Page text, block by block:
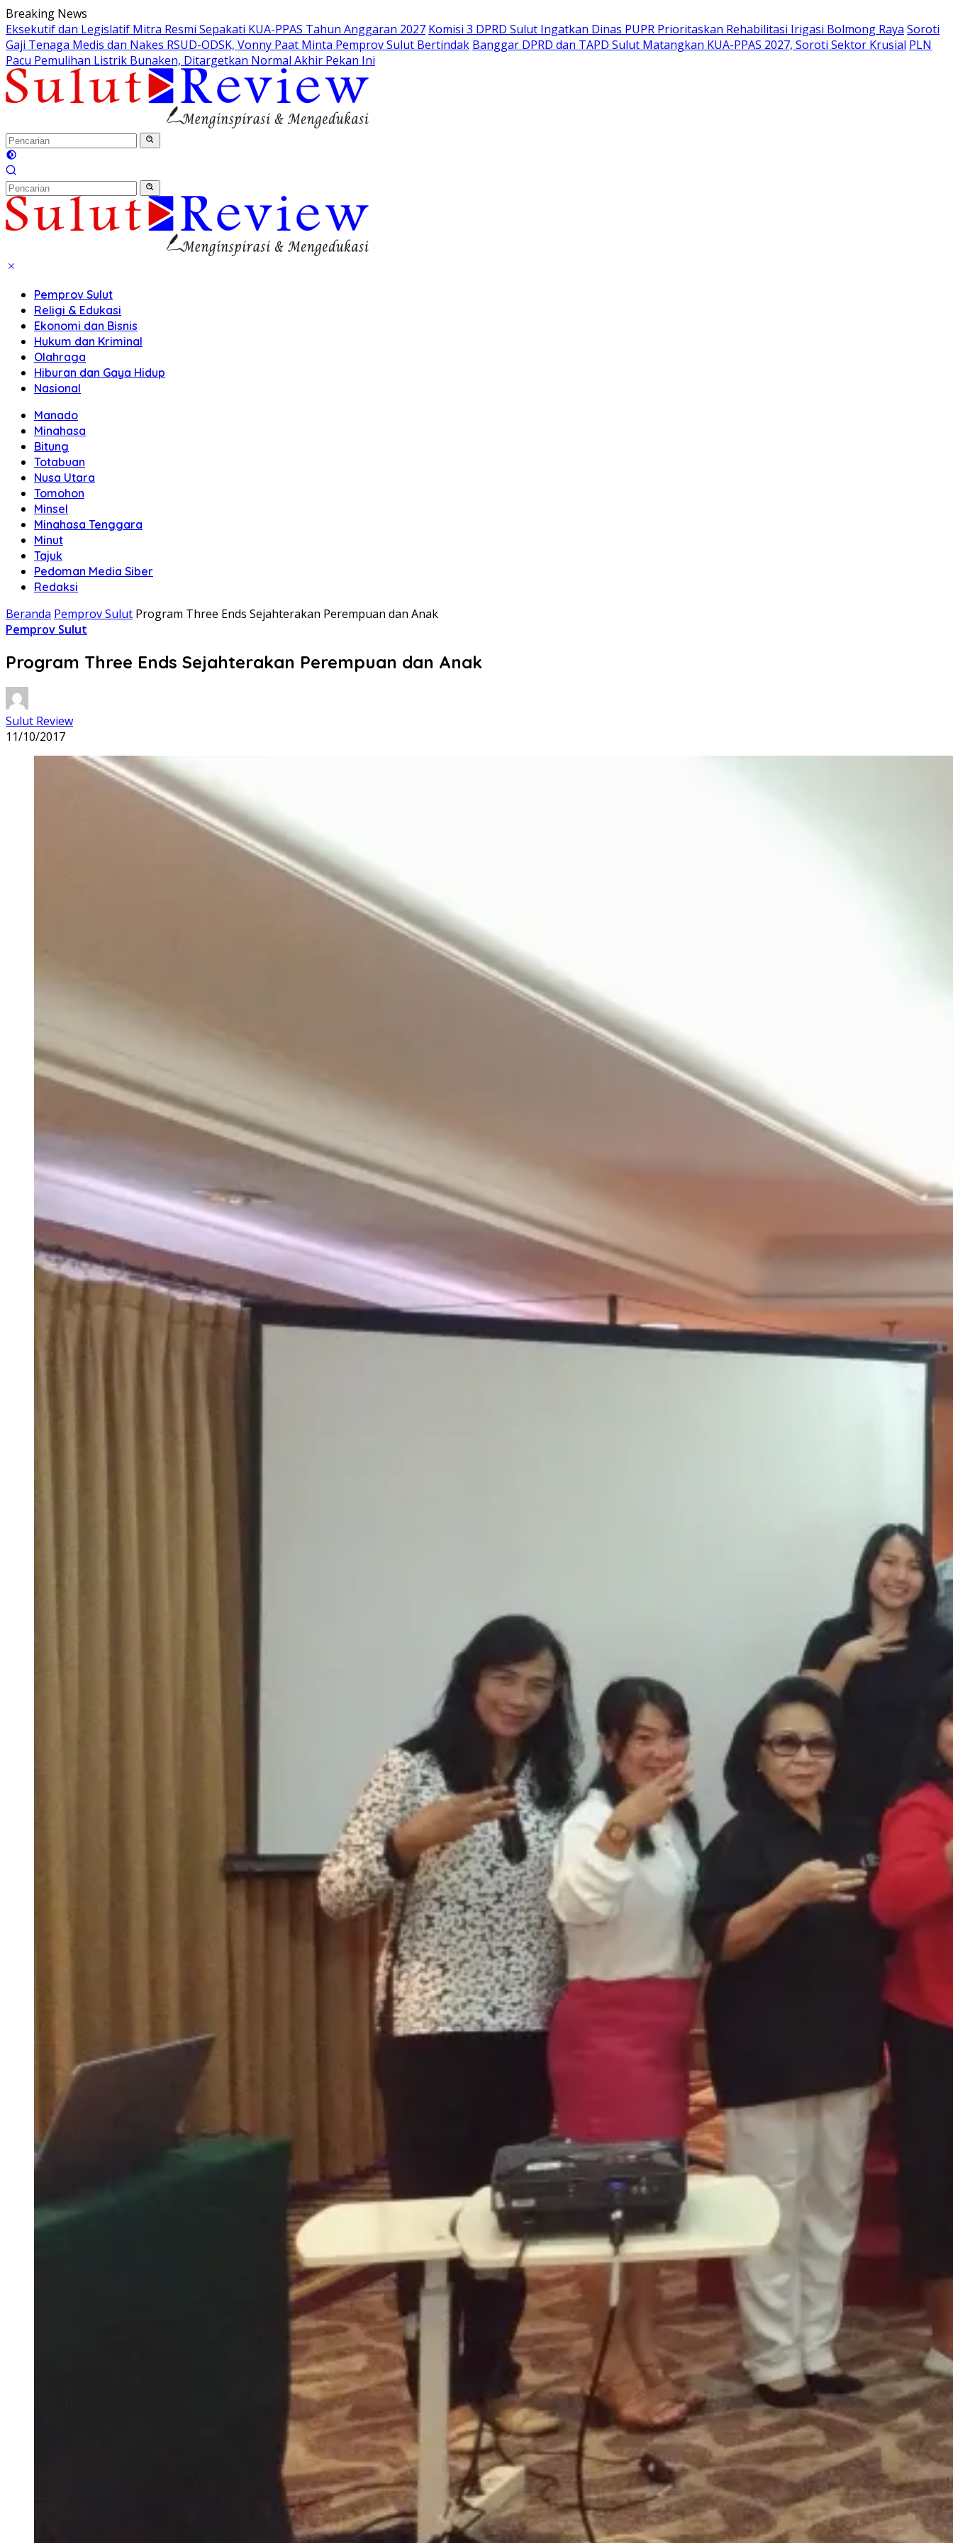
Langsung
ke
konten
Breaking News
Eksekutif dan Legislatif Mitra Resmi Sepakati KUA-PPAS Tahun Anggaran 2027 Komisi 3 DPRD Sulut Ingatkan Dinas PUPR Prioritaskan Rehabilitasi Irigasi Bolmong Raya Soroti
Gaji Tenaga Medis dan Nakes RSUD-ODSK, Vonny Paat Minta Pemprov Sulut Bertindak Banggar DPRD dan TAPD Sulut Matangkan KUA-PPAS 2027, Soroti Sektor Krusial PLN
Pacu Pemulihan Listrik Bunaken, Ditargetkan Normal Akhir Pekan Ini
Pemprov Sulut
Religi & Edukasi
Ekonomi dan Bisnis
Hukum dan Kriminal
Olahraga
Hiburan dan Gaya Hidup
Nasional
Manado
Minahasa
Bitung
Totabuan
Nusa Utara
Tomohon
Minsel
Minahasa Tenggara
Minut
Tajuk
Pedoman Media Siber
Redaksi
Beranda Pemprov Sulut Program Three Ends Sejahterakan Perempuan dan Anak
Pemprov Sulut
Program Three Ends Sejahterakan Perempuan dan Anak
Sulut Review
11/10/2017